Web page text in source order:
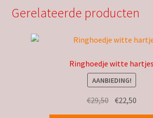
Gerelateerde producten
Ringhoedje witte hartjes
AANBIEDING!
€29,50
prijs
€22,50
prijs